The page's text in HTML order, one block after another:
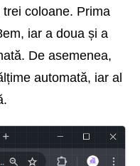
coloane. Prima
iar a doua și a
De asemenea,
automată, iar al